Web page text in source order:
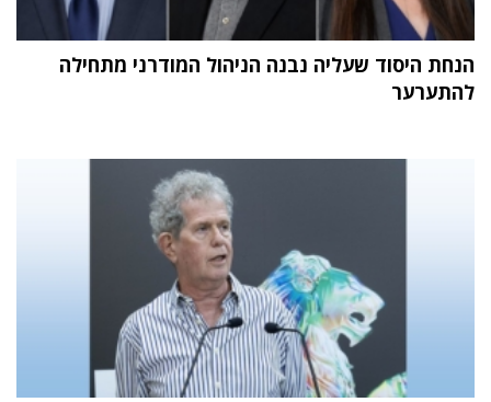
הנחת היסוד שעליה נבנה הניהול המודרני מתחילה
להתערער